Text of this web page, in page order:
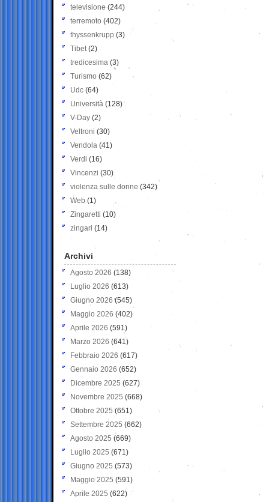
televisione(244)
terremoto (402)
thyssenkrupp (3)
Tibet(2)
tredicesima (3)
Turismo (62)
Udc (64)
Università (128)
V-Day (2)
Veltroni (30)
Vendola (41)
Verdi (16)
Vincenzi (30)
violenza sulle donne (342)
Web (1)
Zingaretti (10)
zingari (14)
Archivi
Agosto 2026 (138)
Luglio 2026 (613)
Giugno 2026 (545)
Maggio 2026 (402)
Aprile 2026 (591)
Marzo 2026 (641)
Febbraio 2026 (617)
Gennaio 2026 (652)
Dicembre 2025 (627)
Novembre 2025 (668)
Ottobre 2025 (651)
Settembre 2025 (662)
Agosto 2025 (669)
Luglio 2025 (671)
Giugno 2025 (573)
Maggio 2025 (591)
Aprile 2025 (622)